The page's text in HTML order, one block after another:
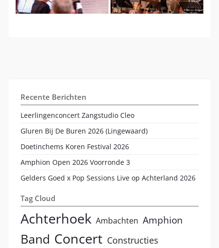
Recente Berichten
Leerlingenconcert Zangstudio Cleo
Gluren Bij De Buren 2026 (Lingewaard)
Doetinchems Koren Festival 2026
Amphion Open 2026 Voorronde 3
Gelders Goed x Pop Sessions Live op Achterland 2026
Tag Cloud
Achterhoek Ambachten Amphion
Band Concert Constructies